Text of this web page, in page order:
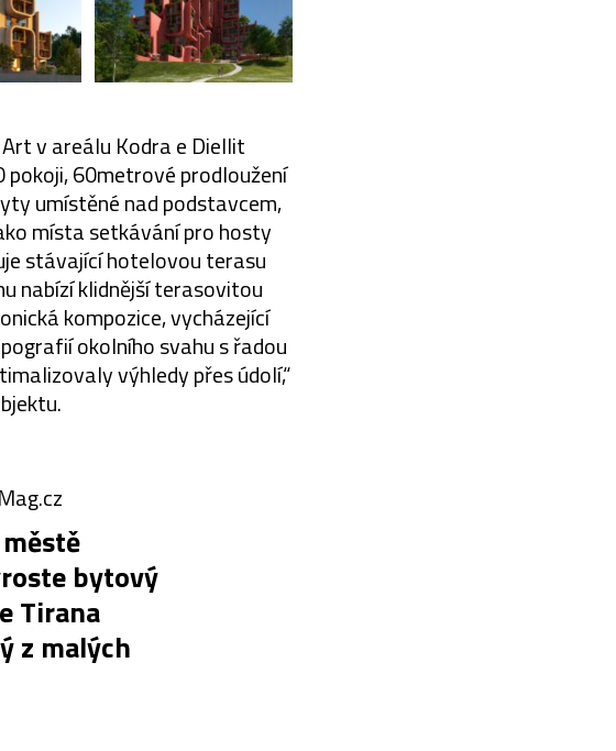
v areálu Kodra e Diellit
pokoji, 60metrové prodloužení
umístěné nad podstavcem,
místa setkávání pro hosty
stávající hotelovou terasu
nabízí klidnější terasovitou
kompozice, vycházející
okolního svahu s řadou
výhledy přes údolí,“
bytový
Tirana
z malých